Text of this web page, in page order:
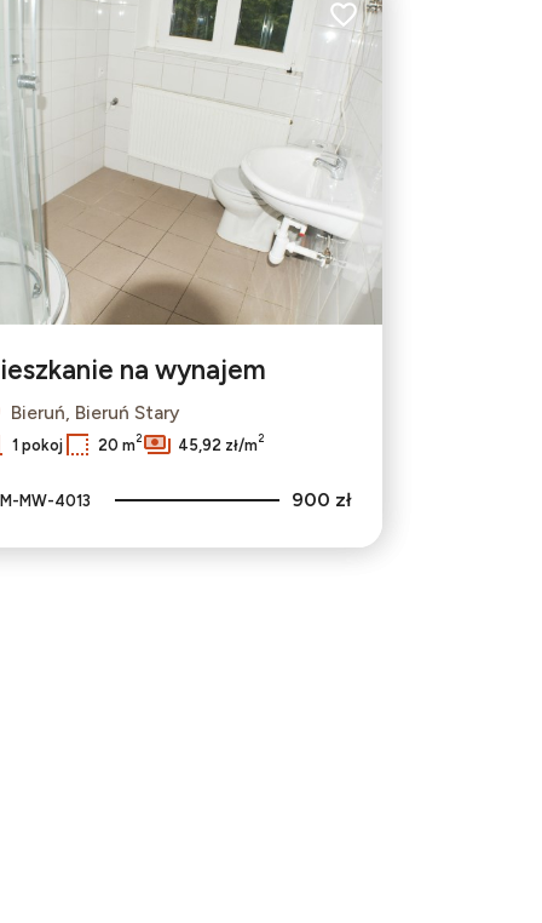
Dodaj do ulubionych
na wynajem
Bieruń, Bieruń Stary
1 pokoj 20 m2 45,92 zł/m2
MW-4013 900 zł